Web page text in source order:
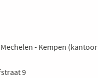
Mechelen - Kempen (kantoor
9